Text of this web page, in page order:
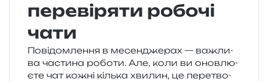
перевіряти робочі
чати
Повідомлення в месен­дже­рах — важли­
ва части­на робо­ти. Але, коли ви онов­лю­
є­те чат кожні кіль­ка хви­лин, це пере­тво­